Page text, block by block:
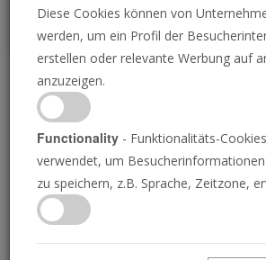
Was ist die
Natur?
24.04.2017 • 26 Minuten
Unsere Welt steht am Rande des
Zusammenbruchs. Die
Diese Cookies können von
werden, um ein Profil der
erstellen oder relevante Werbung auf
anzuzeigen.
Functionality - Funktionalitäts-
verwendet, um
zu speichern, z.B. Sprache, Zeitzone,